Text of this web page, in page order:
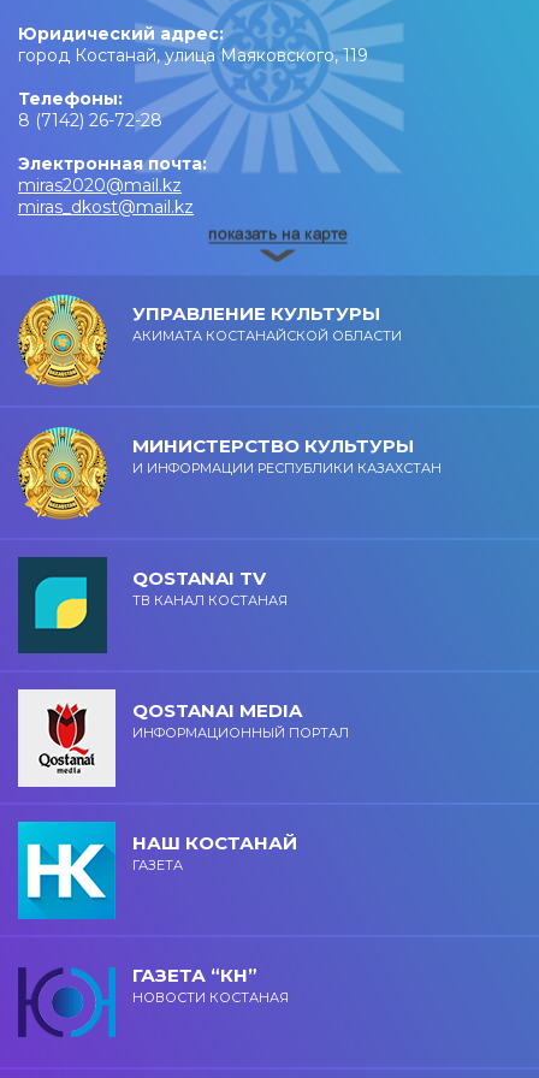
Юридический адрес:
город Костанай, улица Маяковского, 119
Телефоны:
8 (7142) 26-72-28
Электронная почта:
miras2020@mail.kz
miras_dkost@mail.kz
УПРАВЛЕНИЕ КУЛЬТУРЫ
АКИМАТА КОСТАНАЙСКОЙ ОБЛАСТИ
МИНИСТЕРСТВО КУЛЬТУРЫ
И ИНФОРМАЦИИ РЕСПУБЛИКИ КАЗАХСТАН
QOSTANAI TV
ТВ КАНАЛ КОСТАНАЯ
QOSTANAI MEDIA
ИНФОРМАЦИОННЫЙ ПОРТАЛ
НАШ КОСТАНАЙ
ГАЗЕТА
ГАЗЕТА “КН”
НОВОСТИ КОСТАНАЯ